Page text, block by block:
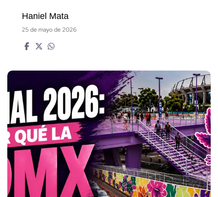
Haniel Mata
25 de mayo de 2026